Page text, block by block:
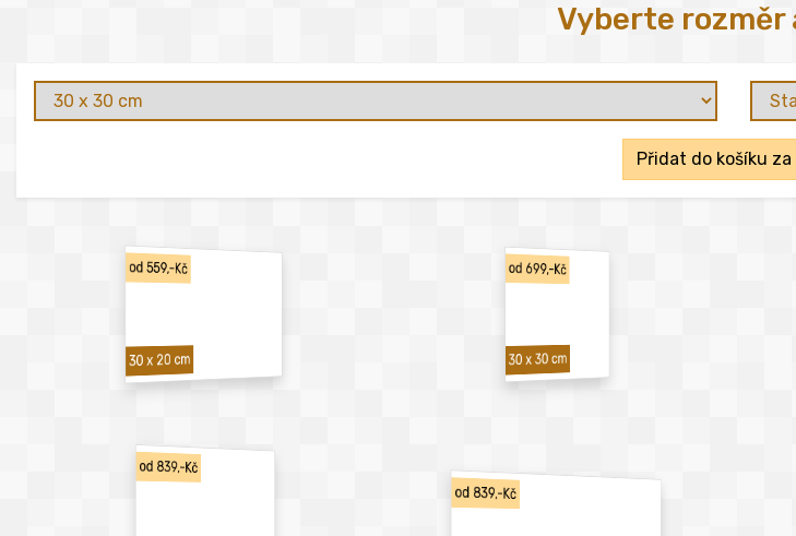
Vyberte rozměr
Přidat do košíku za
od 559,-Kč
30 x 20 cm
od 699,-Kč
30 x 30 cm
od 839,-Kč
od 839,-Kč